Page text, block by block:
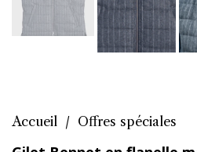
Accueil / Offres spéciales